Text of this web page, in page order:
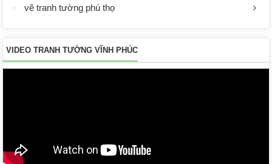
vẽ tranh tường phú thọ
VIDEO TRANH TƯỜNG VĨNH PHÚC